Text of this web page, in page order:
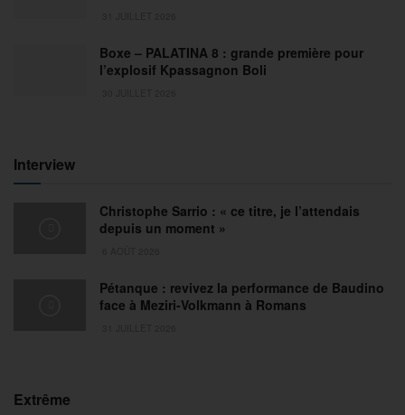
Boxe – PALATINA 8 : grande première pour
l’explosif Kpassagnon Boli
Interview
Christophe Sarrio : « ce titre, je l’attendais
depuis un moment »
Pétanque : revivez la performance de Baudino
face à Meziri-Volkmann à Romans
Extrême